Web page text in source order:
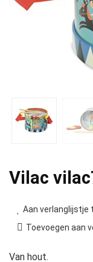
Vilac
Aan verlanglijstje
Toevoegen aan
Van hout.